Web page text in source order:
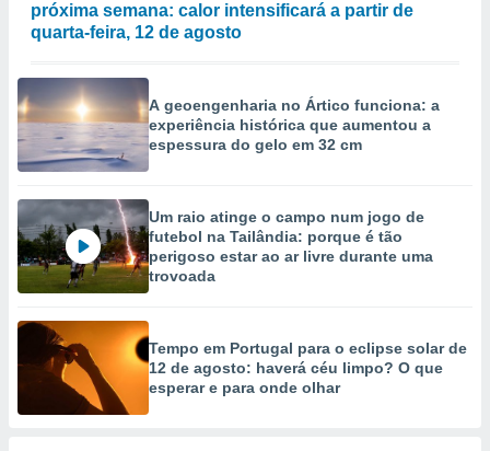
utilizar
criar
da
medir o
dos
os
de dados
fontes,
dados
próxima semana: calor intensificará a partir de
quarta-feira, 12 de agosto
A geoengenharia no Ártico funciona: a
experiência histórica que aumentou a
espessura do gelo em 32 cm
Um raio atinge o campo num jogo de
futebol na Tailândia: porque é tão
perigoso estar ao ar livre durante uma
trovoada
Tempo em Portugal para o eclipse solar de
12 de agosto: haverá céu limpo? O que
esperar e para onde olhar